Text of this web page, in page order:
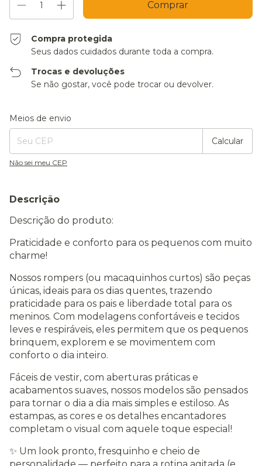
Compra protegida
Seus dados cuidados durante toda a compra.
Trocas e devoluções
Se não gostar, você pode trocar ou devolver.
Entregas para o CEP:
Meios de envio
Calcular
Não sei meu CEP
Descrição
Descrição do produto:
Praticidade e conforto para os pequenos com muito
charme!
Nossos rompers (ou macaquinhos curtos) são peças
únicas, ideais para os dias quentes, trazendo
praticidade para os pais e liberdade total para os
meninos. Com modelagens confortáveis e tecidos
leves e respiráveis, eles permitem que os pequenos
brinquem, explorem e se movimentem com
conforto o dia inteiro.
Fáceis de vestir, com aberturas práticas e
acabamentos suaves, nossos modelos são pensados
para tornar o dia a dia mais simples e estiloso. As
estampas, as cores e os detalhes encantadores
completam o visual com aquele toque especial!
✨ Um look pronto, fresquinho e cheio de